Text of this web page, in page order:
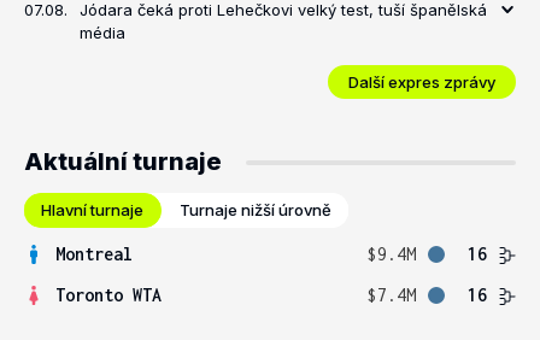
07.08.
Jódara čeká proti Lehečkovi velký test, tuší španělská
média
Další expres zprávy
Aktuální turnaje
Hlavní turnaje Turnaje nižší úrovně
Montreal $9.4M
16
Toronto WTA
$7.4M 16